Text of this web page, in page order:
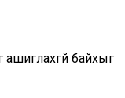
ашиглахгүй байхыг